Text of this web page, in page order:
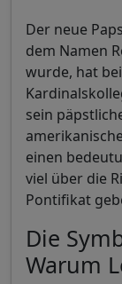
Der neue
dem Namen
wurde, hat
sein
einen
viel über die
Pontifikat
Die
Warum